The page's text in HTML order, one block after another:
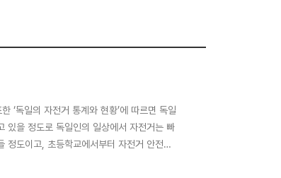
‘독일의 자전거 통계와 현황’에 따르면 독일
있을 정도로 독일인의 일상에서 자전거는 빠
정도이고, 초등학교에서부터 자전거 안전과